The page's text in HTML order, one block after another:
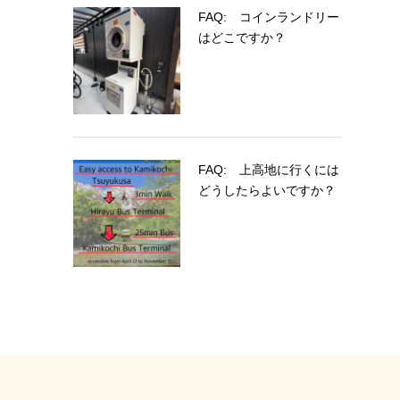
FAQ: コインランドリー
はどこですか？
FAQ: 上高地に行くには
どうしたらよいですか？